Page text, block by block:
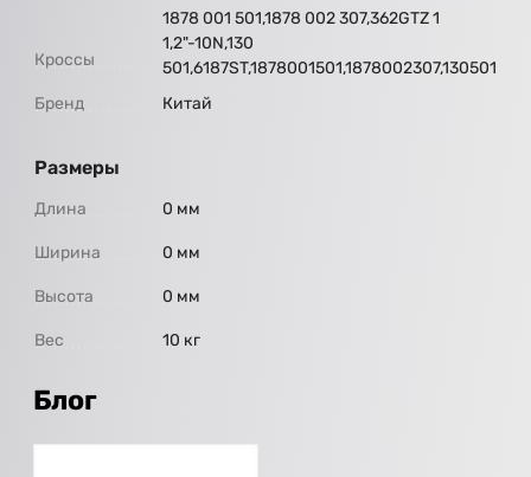
Кроссы
1878 001 501,1878 002 307,362GTZ 1
1,2"-10N,130
501,6187ST,1878001501,1878002307,130501
Бренд
Китай
Размеры
Длина 0 мм
Ширина 0 мм
Высота 0 мм
Вес 10 кг
Блог